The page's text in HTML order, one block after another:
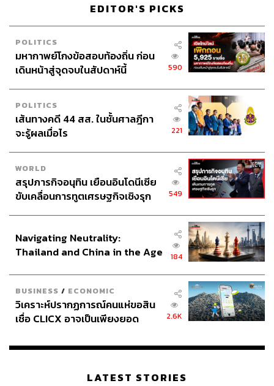
EDITOR'S PICKS
POLITICS
มหากาพย์โกงข้อสอบท้องถิ่น ก่อน
เดินหน้าสู่จุดจบในสัปดาห์นี้
590
POLITICS
เส้นทางคดี 44 สส. ในชั้นศาลฎีกา
จะรู้ผลเมื่อไร
221
WORLD
สรุปภารกิจอนุทิน เยือนอินโดนีเซีย
ขับเคลื่อนการทูตเศรษฐกิจเชิงรุก
549
Navigating Neutrality:
Thailand and China in the Age
184
BUSINESS / ECONOMIC
วิเคราะห์ปรากฏการณ์คนแห่ขอสิน
เชื่อ CLICX อาจเป็นเพียงยอด
เรือนไทยที่ถูกซุกไว้
2.6K
LATEST STORIES